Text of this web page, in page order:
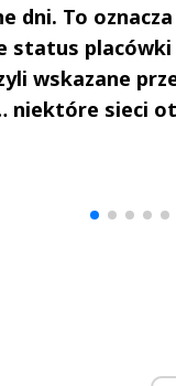
dni. To
status
wskazane
niektóre sieci